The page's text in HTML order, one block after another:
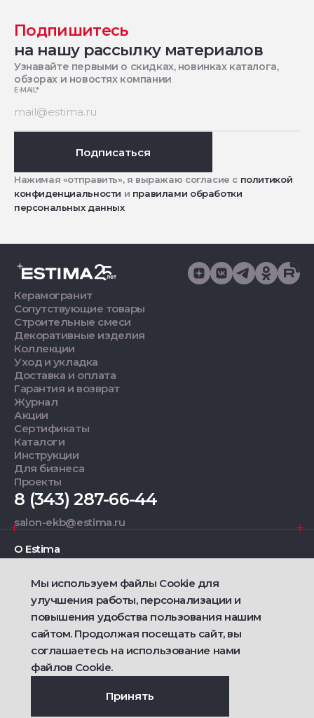
Подпишитесь
на нашу рассылку материалов
Узнавайте первыми о скидках, новинках каталога,
обзорах и новостях компании
E-MAIL*
Подписаться
Нажимая «отправить», я выражаю согласие с политикой
конфиденциальности и правилами обработки
персональных данных
Керамогранит
Сопутствующие товары
Строительные смеси
Декоративные изделия
Коллекции
Уход и укладка
Доставка и оплата
Гарантия и возврат
Журнал
Акции
Сертификаты
Каталоги
Инструкции
Для бизнеса
Проекты
8 (343) 287-66-44
salon-ekb@estima.ru
О Estima
Дизайнерам
Фирменные салоны
2021 — 2026 © Estima
Политика конфиденциальности
Договор публичной оферты о продаже товаров
Ametist IT
Мы используем файлы Cookie для
улучшения работы, персонализации и
повышения удобства пользования нашим
сайтом. Продолжая посещать сайт, вы
соглашаетесь на использование нами
файлов Cookie.
Принять